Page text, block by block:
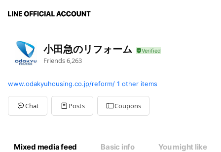
小田急のリフォーム
Friends6,263
www.odakyuhousing.co.jp/reform/ 1 other items
Chat Posts Coupons
Mixed media feed Basic info You might like